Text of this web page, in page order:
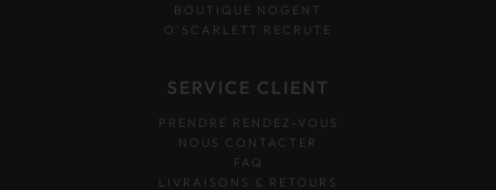
BOUTIQUE NOGENT
O’SCARLETT RECRUTE
SERVICE CLIENT
PRENDRE RENDEZ-VOUS
NOUS CONTACTER
FAQ
LIVRAISONS & RETOURS